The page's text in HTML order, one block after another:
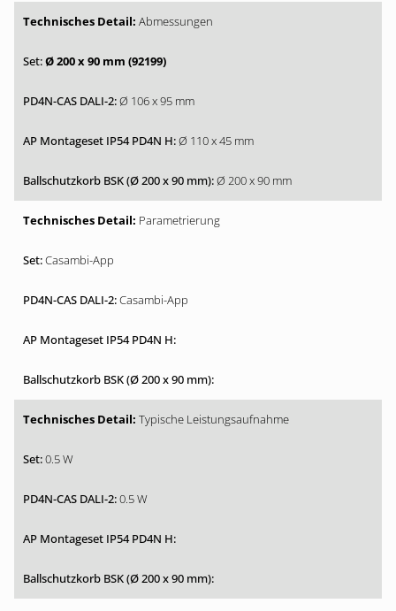
Abmessungen
Ø 200 x 90 mm (92199)
Ø 106 x 95 mm
Ø 110 x 45 mm
Ø 200 x 90 mm
Parametrierung
Casambi-App
Casambi-App
Typische Leistungsaufnahme
0.5 W
0.5 W